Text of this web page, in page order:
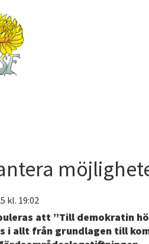
kl. 19:02
att ”Till demokratin
i allt från grundlagen till